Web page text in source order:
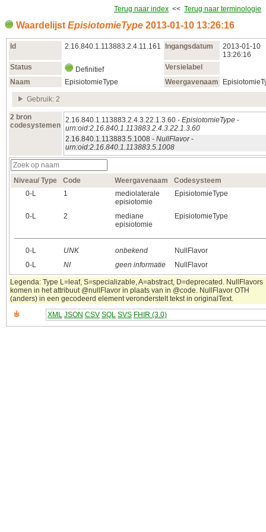
Terug naar index << Terug naar terminologie
Waardelijst EpisiotomieType 2013‑01‑10 13:26:16
Id 2.16.840.1.113883.2.4.11.161 Ingangsdatum
2013‑01‑10
13:26:16
Status
Definitief
Versielabel
Naam
EpisiotomieType Weergavenaam
Gebruik: 2
2 bron
codesystemen
2.16.840.1.113883.2.4.3.22.1.3.60 - EpisiotomieType -
urn:oid:2.16.840.1.113883.2.4.3.22.1.3.60
2.16.840.1.113883.5.1008 - NullFlavor-
urn:oid:2.16.840.1.113883.5.1008
Niveau/ Type Code Weergavenaam
Codesysteem
0‑L
1
mediolaterale
episiotomie
EpisiotomieType
0‑L 2
mediane
episiotomie
EpisiotomieType
0‑L UNK onbekend
NullFlavor
0‑L
NI geen informatie NullFlavor
Legenda: Type L=leaf, S=specializable, A=abstract, D=deprecated. NullFlavors
komen in het attribuut @nullFlavor in plaats van in @code. NullFlavor OTH
(anders) in een gecodeerd element veronderstelt tekst in originalText.
XML JSON CSV SQL SVS FHIR (3.0)